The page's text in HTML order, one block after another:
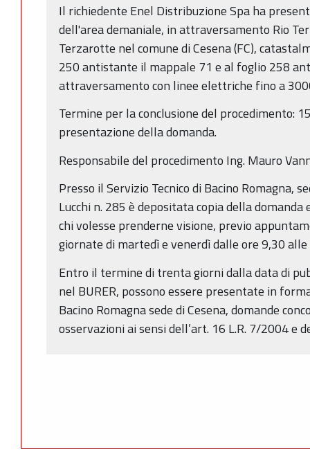
Il richiedente Enel Distribuzione Spa ha
dell'area demaniale, in attraversamento Rio
Terzarotte nel comune di Cesena (FC),
250 antistante il mappale 71 e al foglio 258
attraversamento con linee elettriche fino a
Termine per la conclusione del procedimento:
presentazione della domanda.
Responsabile del procedimento Ing. Mauro
Presso il Servizio Tecnico di Bacino Romagna,
Lucchi n. 285 è depositata copia della
chi volesse prenderne visione, previo
giornate di martedì e venerdì dalle ore 9,30
Entro il termine di trenta giorni dalla data di
nel BURER, possono essere presentate in
Bacino Romagna sede di Cesena, domande
osservazioni ai sensi dell’art. 16 L.R. 7/2004 e